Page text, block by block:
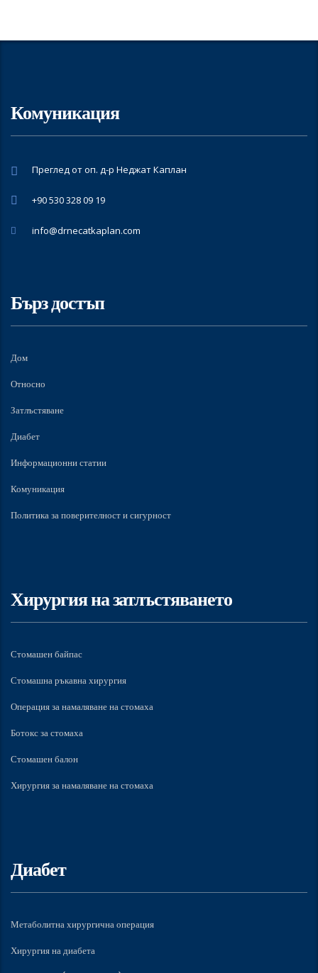
Комуникация
Преглед от оп. д-р Неджат Каплан
+90 530 328 09 19
info@drnecatkaplan.com
Бърз достъп
Дом
Относно
Затлъстяване
Диабет
Информационни статии
Комуникация
Политика за поверителност и сигурност
Хирургия на затлъстяването
Стомашен байпас
Стомашна ръкавна хирургия
Операция за намаляване на стомаха
Ботокс за стомаха
Стомашен балон
Хирургия за намаляване на стомаха
Диабет
Метаболитна хирургична операция
Хирургия на диабета